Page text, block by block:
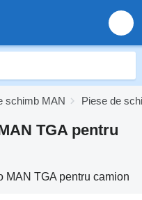
schimb MAN Piese de
TGA pentru
MAN TGA pentru camion